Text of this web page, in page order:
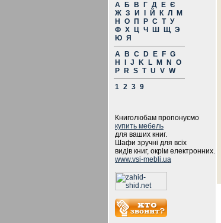
А Б В Г Д Е Є
Ж З И Й К Л
М
Н
О П Р С Т У
Ф Х Ц Ч Ш Щ Э
Ю Я
A
B C D E F G
H
J K L M N
O
P
R S T U V W
1 2 3 9
Книголюбам пропонуємо
купить мебель
для ваших книг.
Шафи зручні для всіх
видів книг, окрім електронних.
www.vsi-mebli.ua